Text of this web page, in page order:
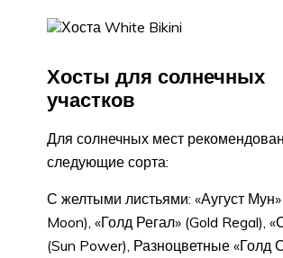
Хоста White Bikini
Хосты для солнечных
участков
Для солнечных мест
следующие сорта:
С желтыми листьями: «Аугуст
Moon), «Голд Регал» (Gold Regal),
(Sun Power), Разноцветные «Голд